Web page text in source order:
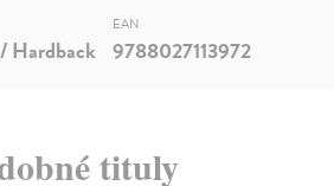
Hardback
EAN
9788027113972
tituly